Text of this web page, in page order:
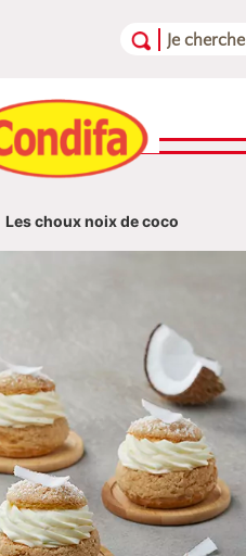
Les choux noix de coco